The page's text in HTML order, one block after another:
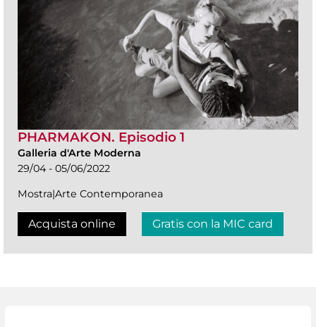
PHARMAKON. Episodio 1
Galleria d'Arte Moderna
29/04 - 05/06/2022
Mostra|Arte Contemporanea
Acquista online Gratis con la MIC card